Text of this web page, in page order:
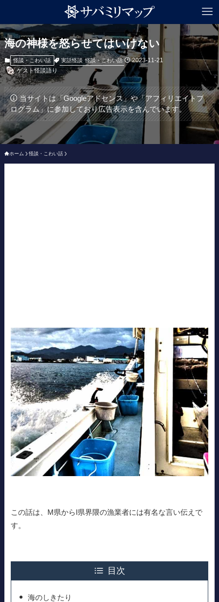
海の神様を怒らせてはいけない
怪談・こわい話 実話怪談 怪談・こわい話
2023-11-21
ゲスト怪談語り
当サイトは「Googleアドセンス」や「アフィリエイトプ
ログラム」に参加しており広告表示を含んでいます。
ホーム 怪談・こわい話
この話は、M県からI県界隈の漁業者には有名な言い伝えで
す。
目次
海のしきたり